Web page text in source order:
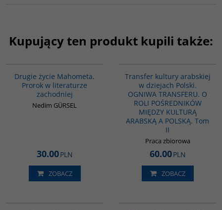
Kupujący ten produkt kupili także:
Drugie życie Mahometa.
Prorok w literaturze
zachodniej
Nedim GÜRSEL
30.00PLN
ZOBACZ
Transfer kultury arabskiej
w dziejach Polski.
OGNIWA TRANSFERU. O
ROLI POŚREDNIKÓW
MIĘDZY KULTURĄ
ARABSKĄ A POLSKĄ. Tom
II
Praca zbiorowa
60.00PLN
ZOBACZ